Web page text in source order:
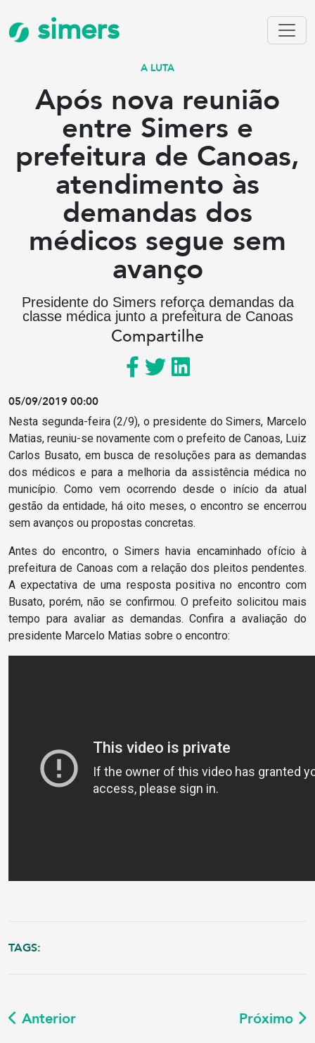
simers
A LUTA
Após nova reunião
entre Simers e
prefeitura de Canoas,
atendimento às
demandas dos
médicos segue sem
avanço
Presidente do Simers reforça demandas da
classe médica junto a prefeitura de Canoas
Compartilhe
05/09/2019 00:00
Nesta segunda-feira (2/9), o presidente do Simers, Marcelo
Matias, reuniu-se novamente com o prefeito de Canoas, Luiz
Carlos Busato, em busca de resoluções para as demandas
dos médicos e para a melhoria da assistência médica no
município. Como vem ocorrendo desde o início da atual
gestão da entidade, há oito meses, o encontro se encerrou
sem avanços ou propostas concretas.
Antes do encontro, o Simers havia encaminhado ofício à
prefeitura de Canoas com a relação dos pleitos pendentes.
A expectativa de uma resposta positiva no encontro com
Busato, porém, não se confirmou. O prefeito solicitou mais
tempo para avaliar as demandas. Confira a avaliação do
presidente Marcelo Matias sobre o encontro:
TAGS:
Anterior Próximo